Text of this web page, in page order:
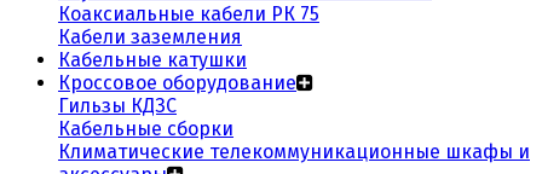
Коаксиальные кабели РК 75
Кабели заземления
Кабельные катушки
Кроссовое оборудование
Гильзы КДЗС
Кабельные сборки
Климатические телекоммуникационные шкафы и